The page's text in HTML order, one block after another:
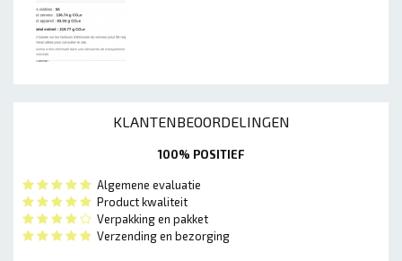
KLANTENBEOORDELINGEN
100% POSITIEF
Algemene evaluatie
Product kwaliteit
Verpakking en pakket
Verzending en bezorging